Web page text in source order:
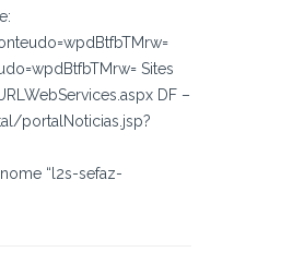
Sites
DF –
portalNoticias.jsp?
“l2s-sefaz-